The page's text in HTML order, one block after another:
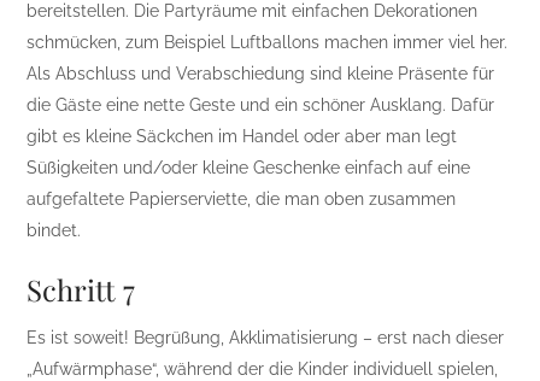
bereitstellen. Die Partyräume mit einfachen Dekorationen
schmücken, zum Beispiel Luftballons machen immer viel her.
Als Abschluss und Verabschiedung sind kleine Präsente für
die Gäste eine nette Geste und ein schöner Ausklang. Dafür
gibt es kleine Säckchen im Handel oder aber man legt
Süßigkeiten und/oder kleine Geschenke einfach auf eine
aufgefaltete Papierserviette, die man oben zusammen
bindet.
Schritt 7
Es ist soweit! Begrüßung, Akklimatisierung – erst nach dieser
„Aufwärmphase“, während der die Kinder individuell spielen,